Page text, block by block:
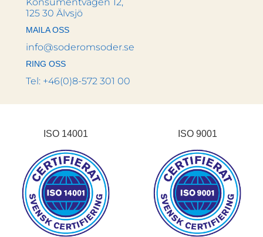
125 30 Älvsjö
MAILA OSS
info@soderomsoder.se
RING OSS
Tel: +46(0)8-572 301 00
ISO 14001 ISO 9001